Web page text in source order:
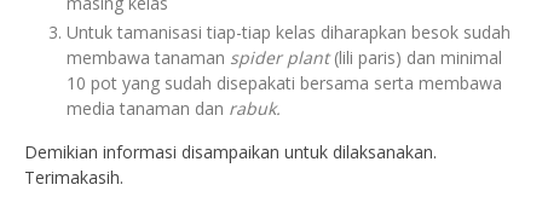
Untuk tamanisasi tiap-tiap kelas diharapkan besok sudah
membawa tanaman spider plant(lili paris) dan minimal
10 pot yang sudah disepakati bersama serta membawa
media tanaman dan rabuk.
Demikian informasi disampaikan untuk dilaksanakan.
Terimakasih.